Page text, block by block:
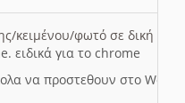
κειμένου/φωτό σε δική
ειδικά για το chrome
να προστεθουν στο Word